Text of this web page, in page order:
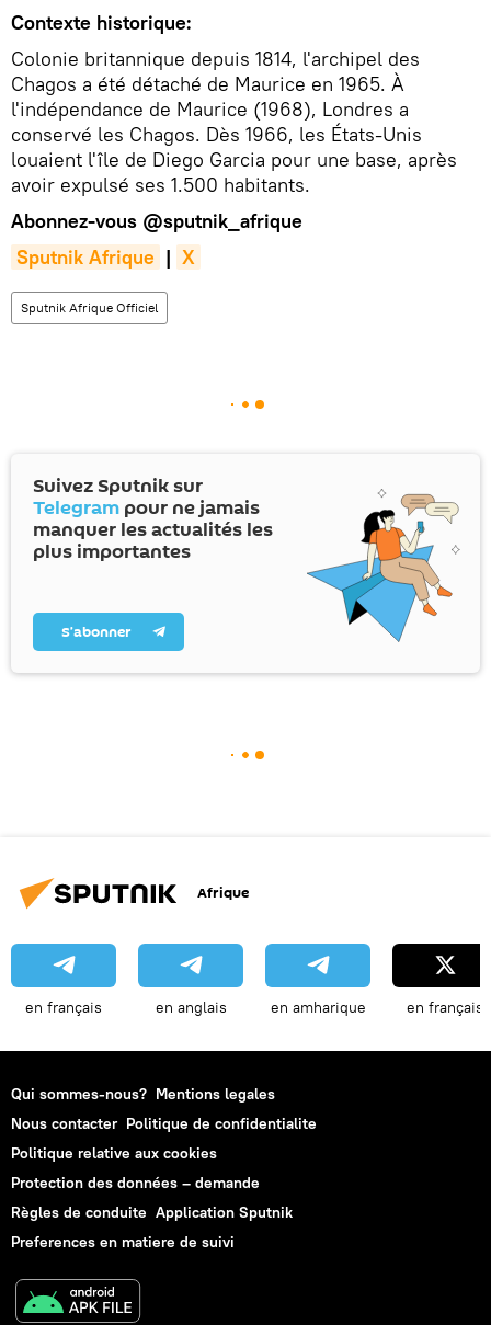
Contexte historique:
Colonie britannique depuis 1814, l'archipel des
Chagos a été détaché de Maurice en 1965. À
l'indépendance de Maurice (1968), Londres a
conservé les Chagos. Dès 1966, les États-Unis
louaient l'île de Diego Garcia pour une base, après
avoir expulsé ses 1.500 habitants.
Abonnez-vous @sputnik_afrique
Sputnik Afrique | X
Sputnik Afrique Officiel
Suivez Sputnik sur
Telegram pour ne jamais
manquer les actualités les
plus importantes
S’abonner
Afrique
en français en anglais en amharique en français
Qui sommes-nous? Mentions legales
Nous contacter Politique de confidentialite
Politique relative aux cookies
Protection des données – demande
Règles de conduite Application Sputnik
Preferences en matiere de suivi